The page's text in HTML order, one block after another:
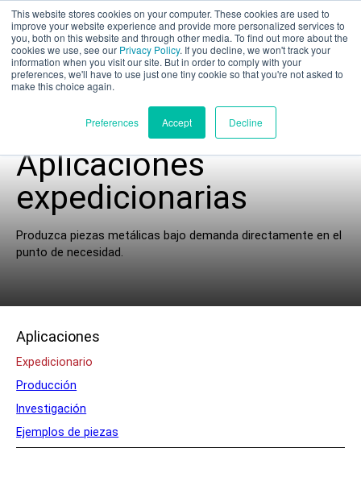
This website stores cookies on your computer. These cookies are used to
improve your website experience and provide more personalized services to
you, both on this website and through other media. To find out more about the
cookies we use, see our Privacy Policy. If you decline, we won't track your
information when you visit our site. But in order to comply with your
preferences, we'll have to use just one tiny cookie so that you're not asked to
make this choice again.
Preferences Accept Decline
Evaluación parcial
Productos
UEM
XSPEE3D
LightSPEE3D
Conozca nuestra tecnología
Aplicaciones
Expedicionario
Producción
Aplicaciones
expedicionarias
Produzca piezas metálicas bajo demanda directamente en el
punto de necesidad.
Aplicaciones
Expedicionario
Producción
Investigación
Ejemplos de piezas